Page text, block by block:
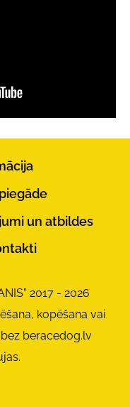
un atbildes
2017 - 2026
kopēšana vai
beracedog.lv